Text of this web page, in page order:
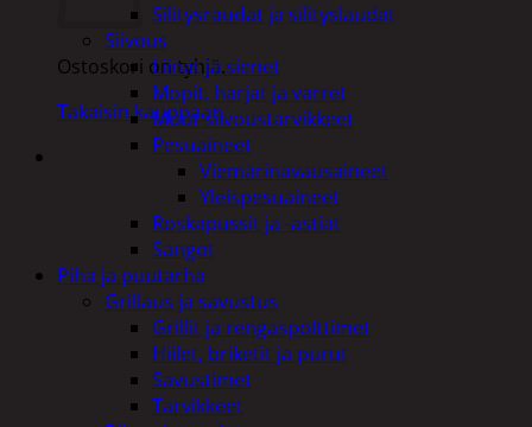
Ostoskori on tyhjä.
Takaisin kauppaan
Silitysraudat ja silityslaudat
Siivous
Liinat ja sienet
Mopit, harjat ja varret
Muut siivoustarvikkeet
Pesuaineet
Viemärinavausaineet
Yleispesuaineet
Roskapussit ja -astiat
Sangot
Piha ja puutarha
Grillaus ja savustus
Grillit ja rengaspolttimet
Hiilet, briketit ja purut
Savustimet
Tarvikkeet